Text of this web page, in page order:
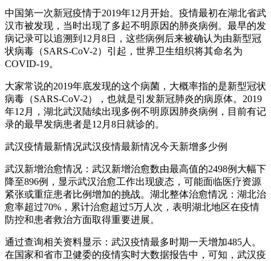
中国第一次新冠疫情于2019年12月开始。疫情最初在湖北省武
汉市被发现，当时出现了多起不明原因的肺炎病例。最早的发
病记录可以追溯到12月8日，这些病例后来被确认为由新型冠
状病毒（SARS-CoV-2）引起，世界卫生组织将其命名为
COVID-19。
大家常说的2019年底发现的这个病菌，大概率指的是新型冠状
病毒（SARS-CoV-2），也就是引发新冠肺炎的病原体。2019
年12月，湖北武汉陆续出现多例不明原因肺炎病例，目前有记
录的最早发病患者是12月8日就诊的。
武汉疫情最新情况武汉疫情最新情况今天新增多少例
武汉新增治愈情况：武汉新增治愈数由最高值的2498例大幅下
降至896例，显示武汉治愈工作出现疲态，可能面临医疗资源
紧张或重症患者比例增加的挑战。湖北整体治愈情况：湖北治
愈率超过70%，累计治愈超过5万人次，表明湖北地区在疫情
防控和患者救治方面取得重要进展。
通过查询相关资料显示：武汉疫情最多时期一天增加485人。
在国家和省市卫健委的疫情实时大数据报告中，可知，武汉疫